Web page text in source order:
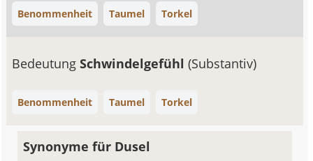
Benommenheit Taumel Torkel
BedeutungSchwindelgefühl(Substantiv)
Benommenheit Taumel Torkel
Synonyme für Dusel